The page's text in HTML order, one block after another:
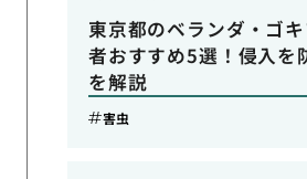
東京都のベランダ・ゴ
者おすすめ5選！侵入を
を解説
害虫